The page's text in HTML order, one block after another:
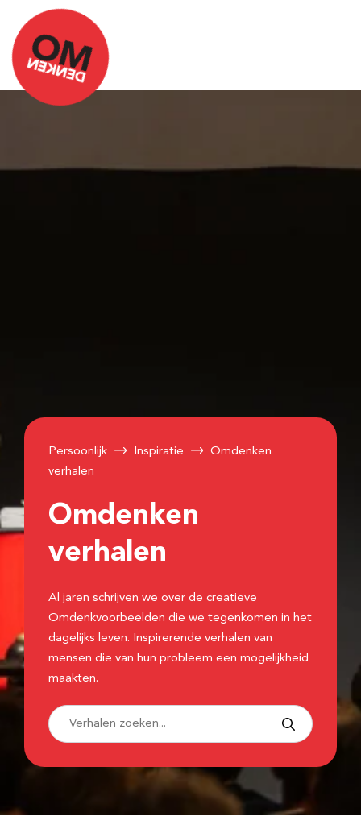
Persoonlijk Inspiratie
Omdenken
verhalen
Omdenken
verhalen
Al jaren schrijven we over de creatieve
Omdenkvoorbeelden die we tegenkomen in het
dagelijks leven. Inspirerende verhalen van
mensen die van hun probleem een mogelijkheid
maakten.